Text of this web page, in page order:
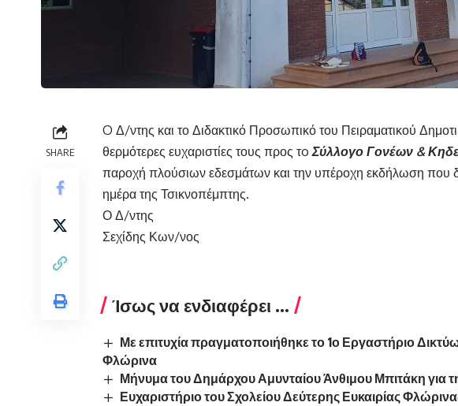
SHARE
O Δ/ντης και το Διδακτικό Προσωπικό του Πειραματικού
θερμότερες ευχαριστίες τους προς τoΣύλλογο Γονέων &
παροχή πλούσιων εδεσμάτων και την υπέροχη εκδήλωση που
ημέρα της Τσικνοπέμπτης.
Ο Δ/ντης
Σεχίδης Κων/νος
Ίσως να ενδιαφέρει ...
Με επιτυχία πραγματοποιήθηκε το 1ο Εργαστήριο
Φλώρινα
Μήνυμα του Δημάρχου Αμυνταίου Άνθιμου Μπιτάκη για
Ευχαριστήριο του Σχολείου Δεύτερης Ευκαιρίας